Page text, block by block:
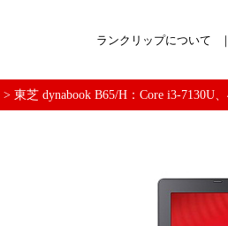
ランクリップについて
> 東芝 dynabook B65/H：Core i3-